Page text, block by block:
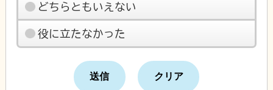
どちらともいえない
役に立たなかった